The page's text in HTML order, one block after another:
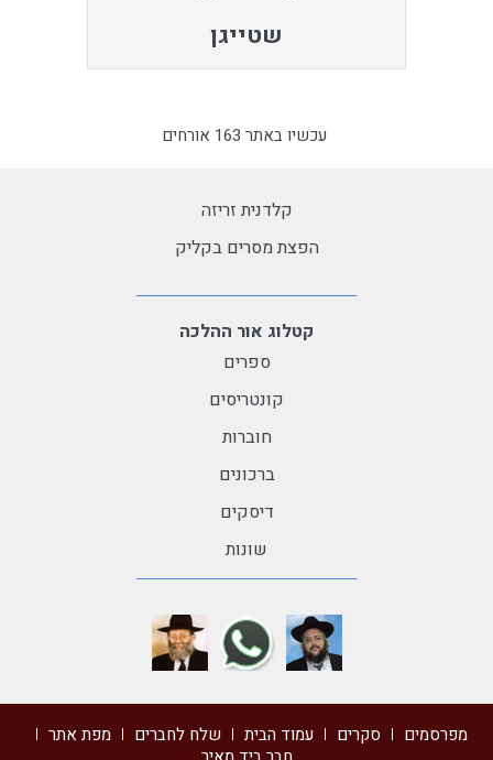
שטייגן
עכשיו באתר 163 אורחים
קלדנית זריזה
הפצת מסרים בקליק
קטלוג אור ההלכה
ספרים
קונטריסים
חוברות
ברכונים
דיסקים
שונות
מפרסמים סקרים עמוד הבית שלח לחברים
מפת אתר